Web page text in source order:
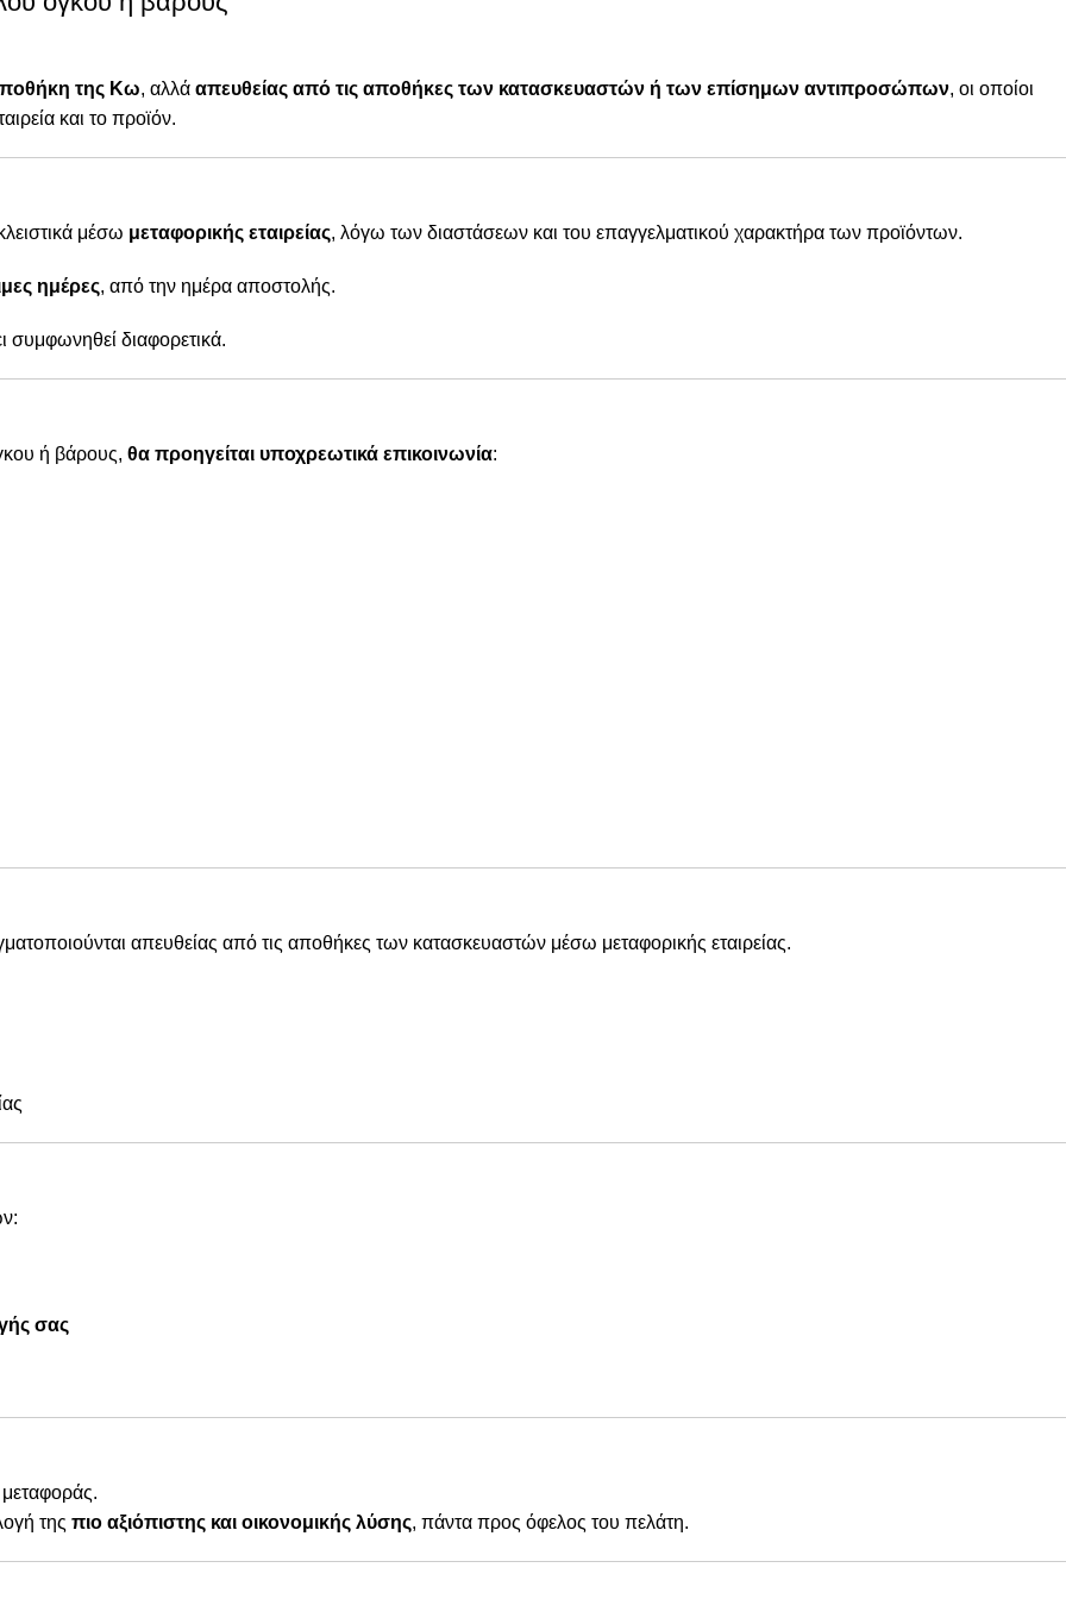
της Κω, αλλά απευθείας από τις αποθήκες των κατασκευαστών ή των επίσημων αντιπροσώπων, οι οποίοι
και το προϊόν.
μέσω μεταφορικής εταιρείας, λόγω των διαστάσεων και του επαγγελματικού χαρακτήρα των προϊόντων.
ημέρες, από την ημέρα αποστολής.
συμφωνηθεί διαφορετικά.
ή βάρους, θα προηγείται υποχρεωτικά επικοινωνία:
απευθείας από τις αποθήκες των κατασκευαστών μέσω μεταφορικής εταιρείας.
σας
της πιο αξιόπιστης και οικονομικής λύσης, πάντα προς όφελος του πελάτη.